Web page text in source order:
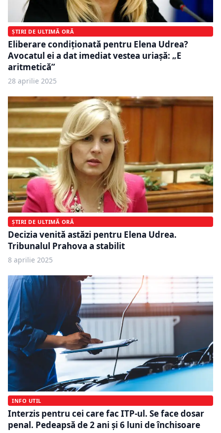
ȘTIRI DE ULTIMĂ ORĂ
Eliberare condiționată pentru Elena Udrea?
Avocatul ei a dat imediat vestea uriașă: „E
aritmetică”
28 aprilie 2025
ȘTIRI DE ULTIMĂ ORĂ
Decizia venită astăzi pentru Elena Udrea.
Tribunalul Prahova a stabilit
8 aprilie 2025
INFO UTIL
Interzis pentru cei care fac ITP-ul. Se face dosar
penal. Pedeapsă de 2 ani și 6 luni de închisoare